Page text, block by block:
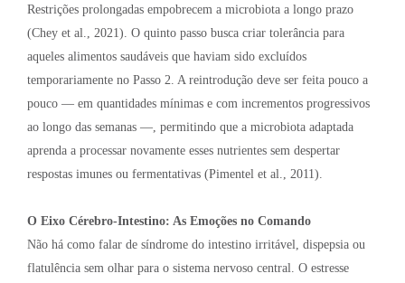
Restrições prolongadas empobrecem a microbiota a longo prazo
(Chey et al., 2021). O quinto passo busca criar tolerância para
aqueles alimentos saudáveis que haviam sido excluídos
temporariamente no Passo 2. A reintrodução deve ser feita pouco a
pouco — em quantidades mínimas e com incrementos progressivos
ao longo das semanas —, permitindo que a microbiota adaptada
aprenda a processar novamente esses nutrientes sem despertar
respostas imunes ou fermentativas (Pimentel et al., 2011).
O Eixo Cérebro-Intestino: As Emoções no Comando
Não há como falar de síndrome do intestino irritável, dispepsia ou
flatulência sem olhar para o sistema nervoso central. O estresse